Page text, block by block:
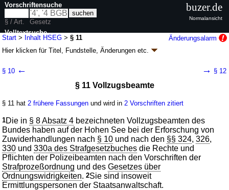
Start > Inhalt HSEG >§ 11
Änderungsalarm
Hier klicken fürTitel, Fundstelle, Änderungen etc.
BGBl. 2026 I Nr. 70
7 weitere Fassungen | Drucksachen / Entwurf / Begründung
§ 10 ← → § 12
§ 11 Vollzugsbeamte
§ 11 hat 2 frühere Fassungen und wird in 2 Vorschriften zitiert
1Die in § 8 Absatz 4 bezeichneten Vollzugsbeamten des
Bundes haben auf der Hohen See bei der Erforschung von
Zuwiderhandlungen nach § 10 und nach den §§ 324,326,
330 und330a des Strafgesetzbuches die Rechte und
Pflichten der Polizeibeamten nach den Vorschriften der
Strafprozeßordnung und desGesetzes über
Ordnungswidrigkeiten.2Sie sind insoweit
Ermittlungspersonen der Staatsanwaltschaft.
Vorschriftensuche
§ / Art.
Gesetz
Volltextsuche
nur in HSEG
buzer.de
Normalansicht